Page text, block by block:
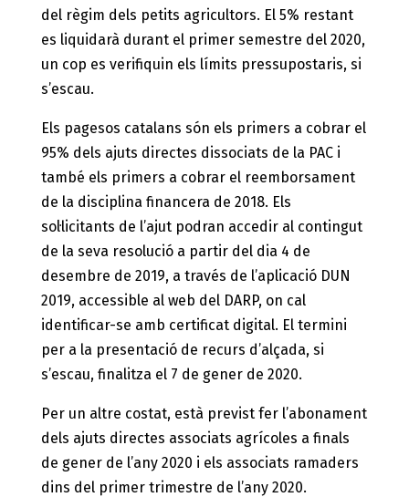
del règim dels petits agricultors. El 5% restant
es liquidarà durant el primer semestre del 2020,
un cop es verifiquin els límits pressupostaris, si
s’escau.
Els pagesos catalans són els primers a cobrar el
95% dels ajuts directes dissociats de la PAC i
també els primers a cobrar el reemborsament
de la disciplina financera de 2018. Els
sol·licitants de l’ajut podran accedir al contingut
de la seva resolució a partir del dia 4 de
desembre de 2019, a través de l’aplicació DUN
2019, accessible al web del DARP, on cal
identificar-se amb certificat digital. El termini
per a la presentació de recurs d’alçada, si
s’escau, finalitza el 7 de gener de 2020.
Per un altre costat, està previst fer l’abonament
dels ajuts directes associats agrícoles a finals
de gener de l’any 2020 i els associats ramaders
dins del primer trimestre de l’any 2020.